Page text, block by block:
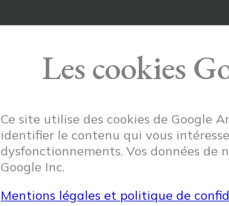
Les cookies
Ce site utilise des cookies de Google
identifier le contenu qui vous
dysfonctionnements. Vos données de
Google Inc.
Mentions légales et politique de